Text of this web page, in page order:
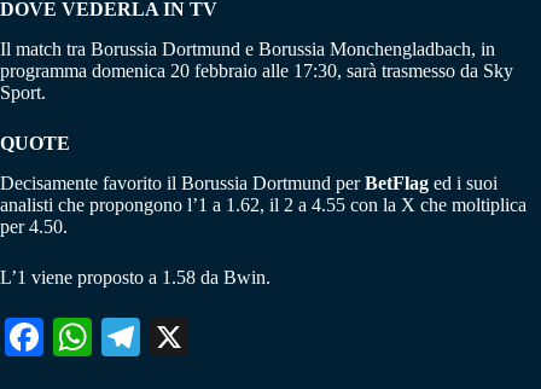
DOVE VEDERLA IN TV
Il match tra Borussia Dortmund e Borussia Monchengladbach, in
programma domenica 20 febbraio alle 17:30, sarà trasmesso da Sky
Sport.
QUOTE
Decisamente favorito il Borussia Dortmund perBetFlag ed i suoi
analisti che propongono l’1 a 1.62, il 2 a 4.55 con la X che moltiplica
per 4.50.
L’1 viene proposto a 1.58 da Bwin.
Fa W
Te